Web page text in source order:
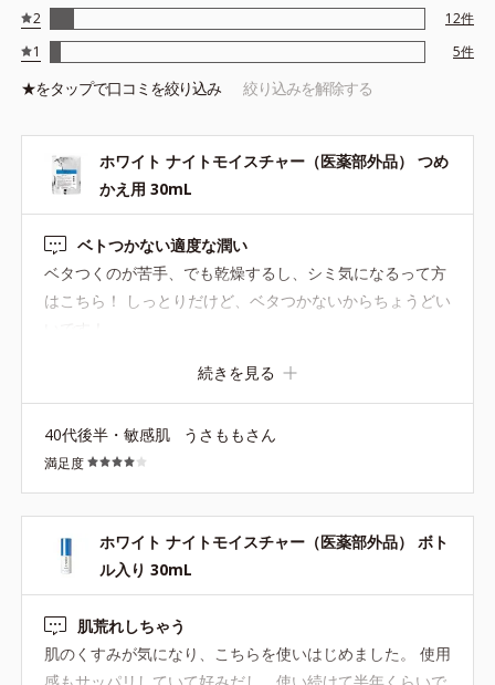
イストプール配合＝うるおいを抱え込む保湿成分●アルコールフリー
●弱酸性
2
12件
1
5件
★をタップで口コミを絞り込み 絞り込みを解除する
ホワイト ナイトモイスチャー（医薬部外品） つめ
かえ用 30mL
ベトつかない適度な潤い
ベタつくのが苦手、でも乾燥するし、シミ気になるって方
はこちら！ しっとりだけど、ベタつかないからちょうどい
続きを見る
40代後半・敏感肌 うさももさん
満足度
ホワイト ナイトモイスチャー（医薬部外品） ボト
ル入り 30mL
肌荒れしちゃう
肌のくすみが気になり、こちらを使いはじめました。 使用